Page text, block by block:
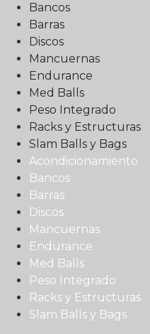
Bancos
Barras
Discos
Mancuernas
Endurance
Med Balls
Peso Integrado
Racks y Estructuras
Slam Balls y Bags
Acondicionamiento
Bancos
Barras
Discos
Mancuernas
Endurance
Med Balls
Peso Integrado
Racks y Estructuras
Slam Balls y Bags